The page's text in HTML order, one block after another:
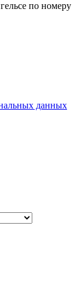
по номеру
данных